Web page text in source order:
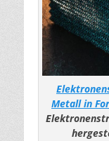
Metall in